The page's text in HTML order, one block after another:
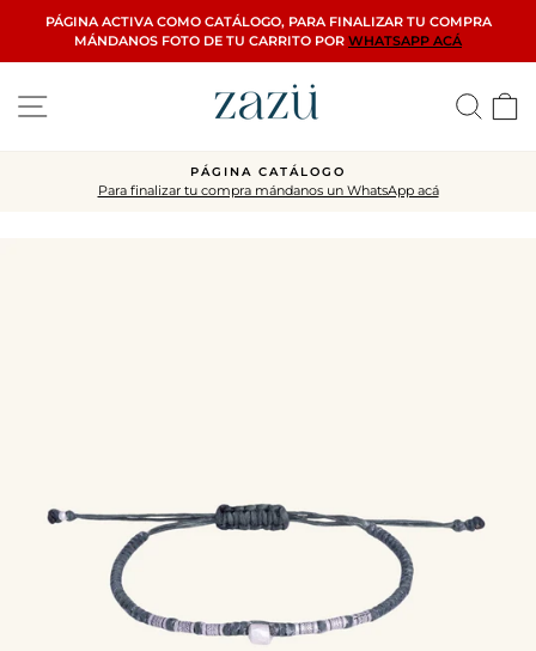
directamente
al
PÁGINA ACTIVA COMO CATÁLOGO, PARA FINALIZAR TU COMPRA
MÁNDANOS FOTO DE TU CARRITO POR WHATSAPP ACÁ
diapositivas
PÁGINA CATÁLOGO
Para finalizar tu compra mándanos un WhatsApp acá